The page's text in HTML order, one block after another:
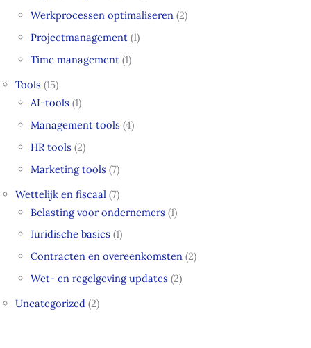
Werkprocessen optimaliseren (2)
Projectmanagement (1)
Time management (1)
Tools (15)
AI-tools (1)
Management tools (4)
HR tools (2)
Marketing tools (7)
Wettelijk en fiscaal (7)
Belasting voor ondernemers (1)
Juridische basics (1)
Contracten en overeenkomsten (2)
Wet- en regelgeving updates (2)
Uncategorized (2)